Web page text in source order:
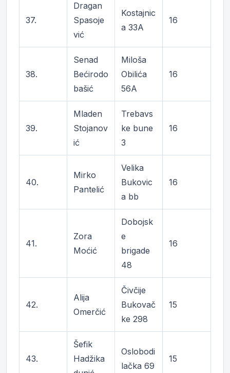
37.
Dragan
Spasoje
vić
Kostajnic
a 33A
16
38.
Senad
Bećirodo
bašić
Miloša
Obilića
56A
16
39.
Mladen
Stojanov
ić
Trebavs
ke bune
3
16
40.
Mirko
Pantelić
Velika
Bukovic
a bb
16
41.
Zora
Moćić
Dobojsk
e
brigade
48
16
42.
Alija
Omerčić
Čivčije
Bukovač
ke 298
15
43.
Šefik
Hadžika
Oslobodi
lačka 69
15